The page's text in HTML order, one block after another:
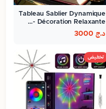
Tableau Sablier Dynamique
- Décoration Relaxante…
د.ج
تخفيض